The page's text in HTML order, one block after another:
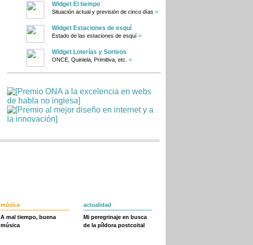
Widget El tiempo
Situación actual y previsión de cinco días »
Widget Estaciones de esquí
Estado de las estaciones de esquí »
Widget Loterías y Sorteos
ONCE, Quiniela, Primitiva, etc. »
música
A mal tiempo, buena
música
actualidad
Mi peregrinaje en busca
de la píldora postcoital